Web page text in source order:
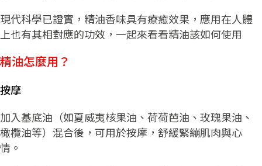
現代科學已證實，精油香味具有療癒效果，應用在人體
上也有其相對應的功效，一起來看看精油該如何使用
精油怎麼用？
按摩
加入基底油（如夏威夷核果油、荷荷芭油、玫瑰果油、
橄欖油等）混合後，可用於按摩，舒緩緊繃肌肉與心
情。